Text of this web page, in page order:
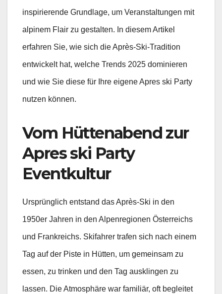
inspirierende Grundlage, um Veranstaltungen mit
alpinem Flair zu gestalten. In diesem Artikel
erfahren Sie, wie sich die Après-Ski-Tradition
entwickelt hat, welche Trends 2025 dominieren
und wie Sie diese für Ihre eigene Apres ski Party
nutzen können.
Vom Hüttenabend zur
Apres ski Party
Eventkultur
Ursprünglich entstand das Après-Ski in den
1950er Jahren in den Alpenregionen Österreichs
und Frankreichs. Skifahrer trafen sich nach einem
Tag auf der Piste in Hütten, um gemeinsam zu
essen, zu trinken und den Tag ausklingen zu
lassen. Die Atmosphäre war familiär, oft begleitet